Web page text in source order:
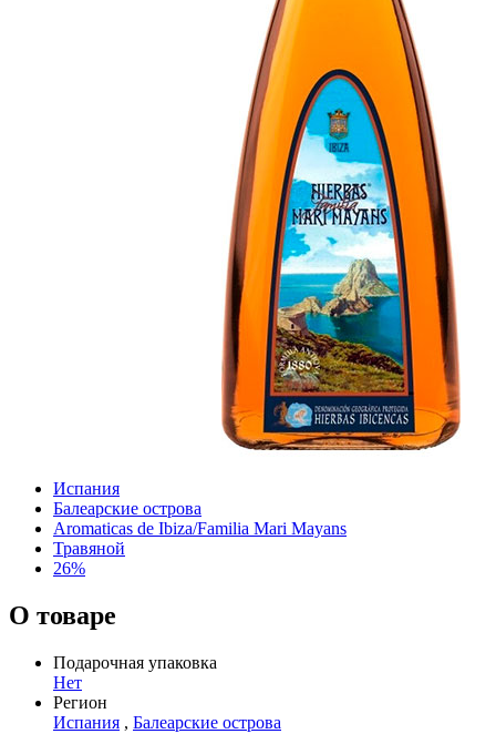
Испания
Балеарские острова
Aromaticas de Ibiza/Familia Mari Mayans
Травяной
26%
О товаре
Подарочная упаковка
Нет
Регион
Испания , Балеарские острова